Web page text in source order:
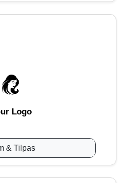
Logo
& Tilpas